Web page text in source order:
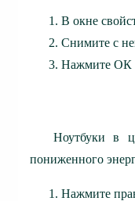
В окне
Снимите с
Нажмите ОК и
Ноутбуки в
пониженного
Нажмите